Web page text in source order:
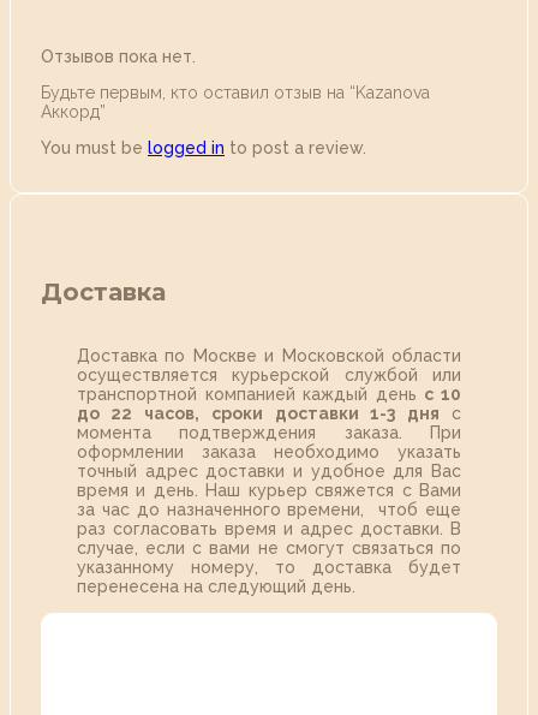
Отзывов пока нет.
Будьте первым, кто оставил отзыв на “Kazanova
Аккорд”
You must be logged in to post a review.
Доставка
Доставка по Москве и Московской области
осуществляется курьерской службой или
транспортной компанией каждый день с 10
до 22 часов,
сроки доставки 1-3 дня с
момента подтверждения заказа. При
оформлении заказа необходимо указать
точный адрес доставки и удобное для Вас
время и день. Наш курьер свяжется с Вами
за час до назначенного времени, чтоб еще
раз согласовать время и адрес доставки. В
случае, если с вами не смогут связаться по
указанному номеру, то доставка будет
перенесена на следующий день.